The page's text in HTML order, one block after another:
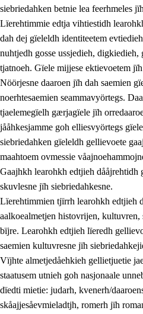
siebriedahken betnie lea feerhmeles
Lïerehtimmie edtja vihtiestidh
dah dej gïeleldh identiteetem
nuhtjedh gosse ussjedieh,
tjatnoeh. Gïele mijjese ektievoetem
Nöörjesne daaroen jïh dah saemien
noerhtesaemien seammavyörtegs.
tjaelemegïelh gærjagïele jïh
jååhkesjamme goh elliesvyörtegs
siebriedahken gïeleldh gellievoete
maahtoem ovmessie
Gaajhkh learohkh edtjieh dååjrehtidh
skuvlesne jïh siebriedahkesne.
Lïerehtimmien tjïrrh learohkh edtjieh
aalkoealmetjen histovrijen,
bïjre. Learohkh edtjieh lïeredh
saemien kultuvresne jïh
Vïjhte almetjedåehkieh gellietjuetie
staatusem utnieh goh nasjonaale
dïedti mietie: judarh, kvenerh/
skåajjesåevmieladtjh, romerh jïh